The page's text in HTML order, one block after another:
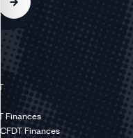
Finances
Finances